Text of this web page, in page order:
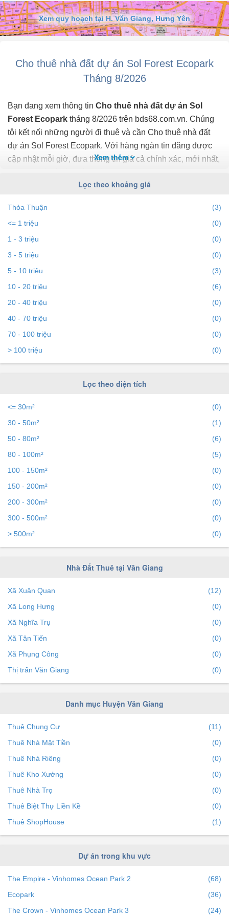
View Biệt Thự Đảo thoáng đẹp, yên tĩnh.
Full nội thất đầy đủ: Điều hòa, tủ lạnh, máy giặt, giường tủ, sofa.
Nhà sáng, mát, phù hợp hộ gia đình hoặc chuyên gia làm việc tại
khu vực.
Xem quy hoạch tại H. Văn Giang, Hưng Yên
Cho thuê nhà đất dự án Sol Forest Ecopark
Tháng 8/2026
Bạn đang xem thông tin Cho thuê nhà đất dự án Sol
Forest Ecopark tháng 8/2026 trên bds68.com.vn. Chúng
tôi kết nối những người đi thuê và cần Cho thuê nhà đất
dự án Sol Forest Ecopark. Với hàng ngàn tin đăng được
cập nhật mỗi giờ, đưa thông tin giá cả chính xác, mới nhất,
Forest Ecopark theo địa điểm, giá, diện tích, số phòng ngủ
và hướng để tìm ra BĐS mong muốn. Ngoài ra với tính
năng gợi ý những batdongsan liền kề cùng mức giá giúp
bạn dễ dàng tìm ra chính chủ của BĐS.
nhanh nhất và phù hợp với nhu cầu, bạn hãy truy cập vào
bds68.com.vn. Nếu bạn có bất động sản muốn cho thuê,
bạn có thể
trên bds68
để tiếp cận với hàng ngàn người mỗi ngày.
Xem thêm
Lọc theo khoảng giá
Thỏa Thuận
(3)
<= 1 triệu
(0)
1 - 3 triệu
(0)
3 - 5 triệu
(0)
5 - 10 triệu
(3)
10 - 20 triệu
(6)
20 - 40 triệu
(0)
40 - 70 triệu
(0)
70 - 100 triệu
(0)
> 100 triệu
(0)
Lọc theo diện tích
<= 30m²
(0)
30 - 50m²
(1)
50 - 80m²
(6)
80 - 100m²
(5)
100 - 150m²
(0)
150 - 200m²
(0)
200 - 300m²
(0)
300 - 500m²
(0)
> 500m²
(0)
Nhà Đất Thuê tại Văn Giang
Xã Xuân Quan
(12)
Xã Long Hưng
(0)
Xã Nghĩa Trụ
(0)
Xã Tân Tiến
(0)
Xã Phụng Công
(0)
Thị trấn Văn Giang
(0)
Danh mục Huyện Văn Giang
Thuê Chung Cư
(11)
Thuê Nhà Mặt Tiền
(0)
Thuê Nhà Riêng
(0)
Thuê Kho Xưởng
(0)
Thuê Nhà Trọ
(0)
Thuê Biệt Thự Liền Kề
(0)
Thuê ShopHouse
(1)
Dự án trong khu vực
The Empire - Vinhomes Ocean Park 2
(68)
Ecopark
(36)
The Crown - Vinhomes Ocean Park 3
(24)